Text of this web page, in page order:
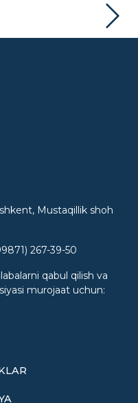
Mustaqillik shoh
267-39-50
qabul qilish va
murojaat uchun: